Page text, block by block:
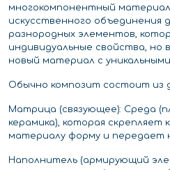
многокомпонентный
искусственного объединения
разнородных элементов,
индивидуальные свойства, но
новый материал с
Обычно композит состоит из
Матрица (связующее): Среда
керамика), которая
материалу форму и передает
Наполнитель (армирующий